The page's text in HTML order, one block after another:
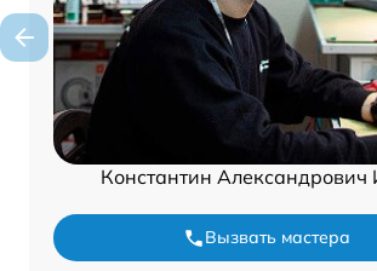
Константин Александрович
Вызвать мастера